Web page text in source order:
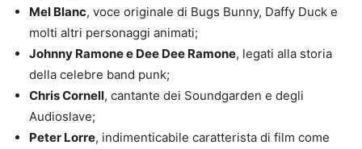
Mel Blanc, voce originale di Bugs Bunny, Daffy Duck e
molti altri personaggi animati;
Johnny Ramone e Dee Dee Ramone, legati alla storia
della celebre band punk;
Chris Cornell, cantante dei Soundgarden e degli
Audioslave;
Peter Lorre, indimenticabile caratterista di film come